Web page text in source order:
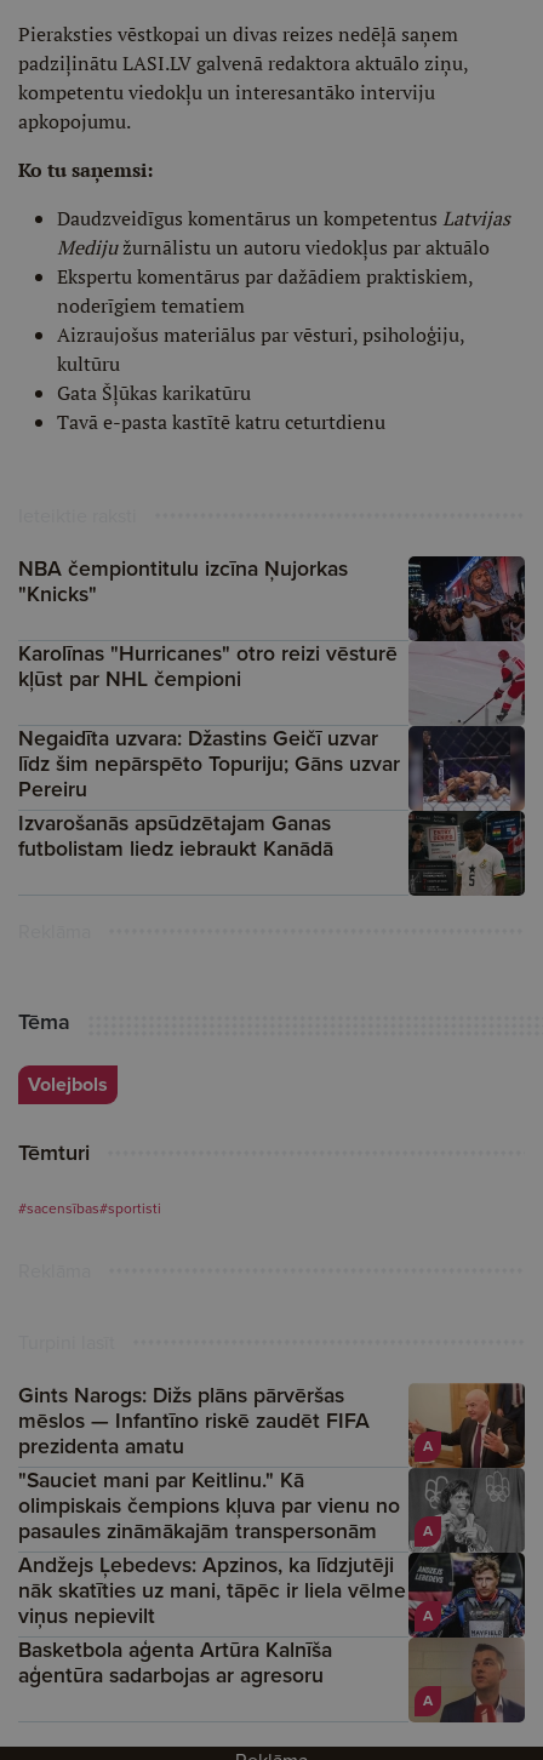
Pieraksties vēstkopai un divas reizes nedēļā saņem
padziļinātu LASI.LV galvenā redaktora aktuālo ziņu,
kompetentu viedokļu un interesantāko interviju
apkopojumu.
Ko tu saņemsi:
Daudzveidīgus komentārus un kompetentus Latvijas
Medijužurnālistu un autoru viedokļus par aktuālo
Ekspertu komentārus par dažādiem praktiskiem,
noderīgiem tematiem
Aizraujošus materiālus par vēsturi, psiholoģiju,
kultūru
Gata Šļūkas karikatūru
Tavā e-pasta kastītē katru ceturtdienu
NBA čempiontitulu izcīna Ņujorkas
"Knicks"
Karolīnas "Hurricanes" otro reizi vēsturē
kļūst par NHL čempioni
Negaidīta uzvara: Džastins Geičī uzvar
līdz šim nepārspēto Topuriju; Gāns uzvar
Pereiru
Izvarošanās apsūdzētajam Ganas
futbolistam liedz iebraukt Kanādā
Tēma
Volejbols
Tēmturi
#sacensības#sportisti
A
Gints Narogs: Dižs plāns pārvēršas
mēslos — Infantīno riskē zaudēt FIFA
prezidenta amatu
A
"Sauciet mani par Keitlinu." Kā
olimpiskais čempions kļuva par vienu no
pasaules zināmākajām transpersonām
A
Andžejs Ļebedevs: Apzinos, ka līdzjutēji
nāk skatīties uz mani, tāpēc ir liela vēlme
viņus nepievilt
A
Basketbola aģenta Artūra Kalnīša
aģentūra sadarbojas ar agresoru